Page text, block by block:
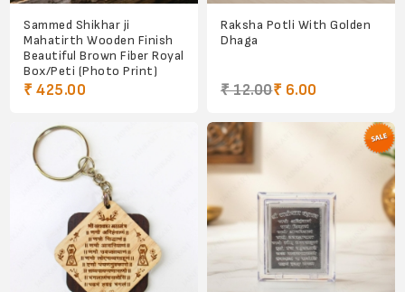
Sammed Shikhar ji
Mahatirth Wooden Finish
Beautiful Brown Fiber Royal
Box/Peti (Photo Print)
₹ 425.00
Raksha Potli With Golden
Dhaga
₹ 12.00₹ 6.00